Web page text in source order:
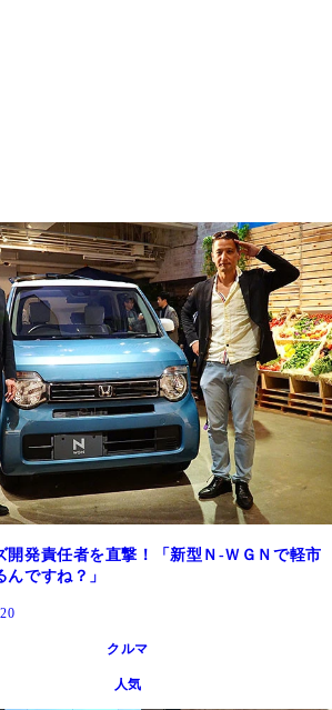
開発責任者を直撃！「新型Ｎ‐ＷＧＮで軽市
ですね？」
クルマ
人気